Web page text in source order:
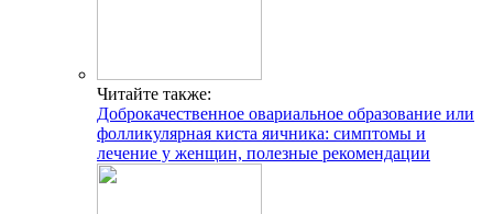
Читайте также:
Доброкачественное овариальное образование или
фолликулярная киста яичника: симптомы и
лечение у женщин, полезные рекомендации